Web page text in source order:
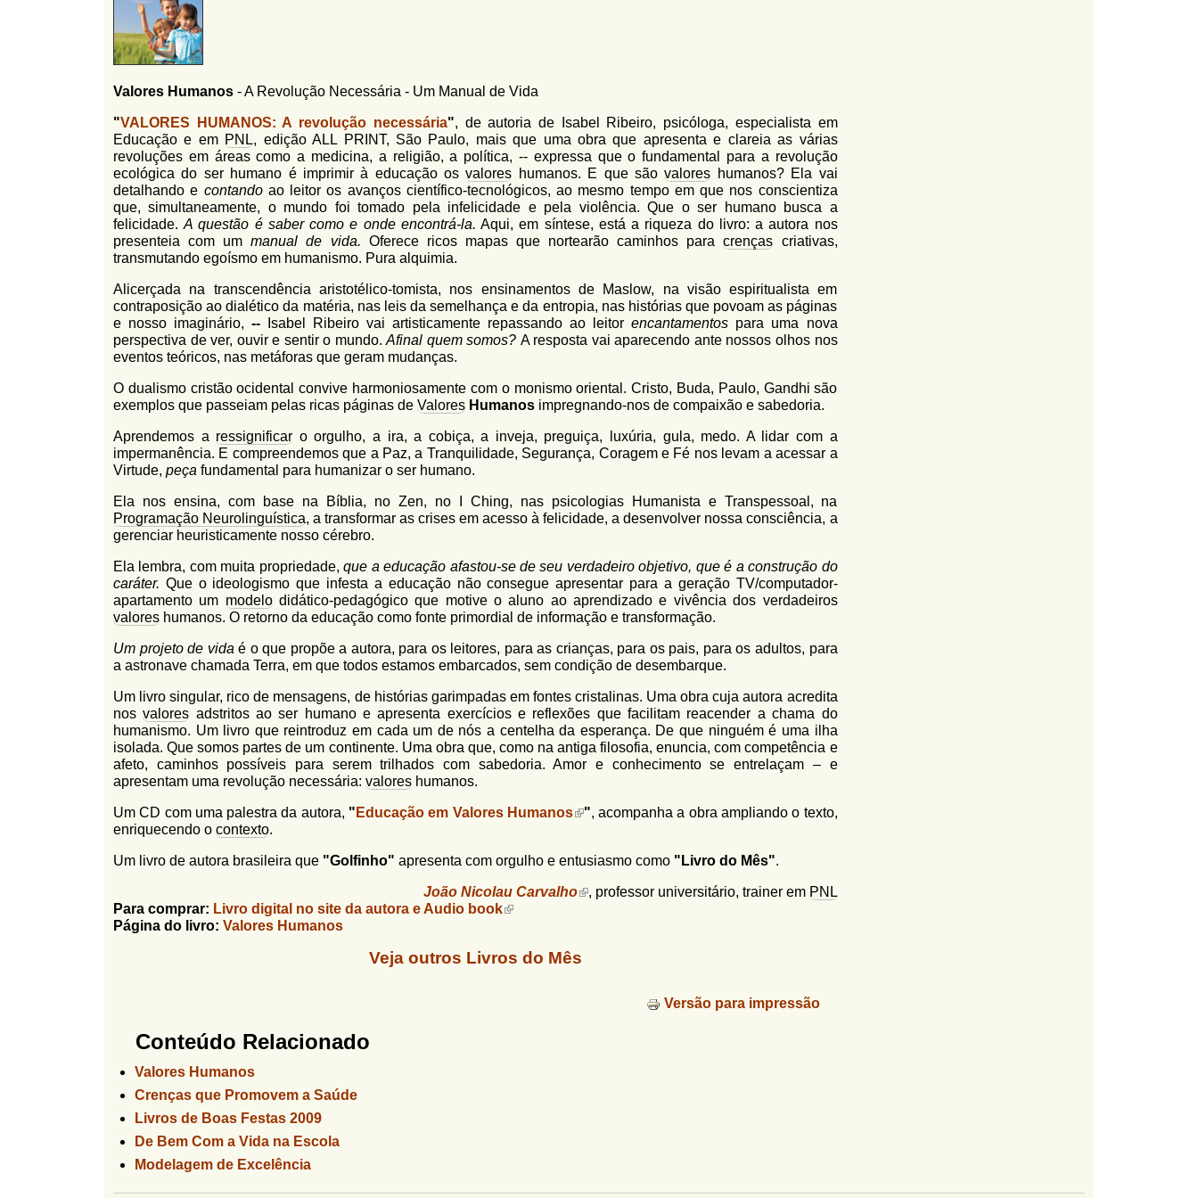
i
d
e
b
u
s
c
a
f
i
n
o
Valores Humanos - A Revolução Necessária - Um Manual de Vida
"VALORES HUMANOS: A revolução necessária", de autoria de Isabel Ribeiro, psicóloga, especialista em
Educação e em PNL, edição ALL PRINT, São Paulo, mais que uma obra que apresenta e clareia as várias
revoluções em áreas como a medicina, a religião, a política, -- expressa que o fundamental para a revolução
ecológica do ser humano é imprimir à educação osvalores humanos. E que sãovalores humanos? Ela vai
detalhando e contando ao leitor os avanços científico-tecnológicos, ao mesmo tempo em que nos conscientiza
que, simultaneamente, o mundo foi tomado pela infelicidade e pela violência. Que o ser humano busca a
felicidade.A questão é saber como e onde encontrá-la. Aqui, em síntese, está a riqueza do livro: a autora nos
presenteia com ummanual de vida. Oferece ricos mapas que nortearão caminhos paracrenças criativas,
transmutando egoísmo em humanismo. Pura alquimia.
Alicerçada na transcendência aristotélico-tomista, nos ensinamentos de Maslow, na visão espiritualista em
contraposição ao dialético da matéria, nas leis da semelhança e da entropia, nas histórias que povoam as páginas
e nosso imaginário,-- Isabel Ribeiro vai artisticamente repassando ao leitorencantamentos para uma nova
perspectiva de ver, ouvir e sentir o mundo.Afinal quem somos? A resposta vai aparecendo ante nossos olhos nos
eventos teóricos, nas metáforas que geram mudanças.
O dualismo cristão ocidental convive harmoniosamente com o monismo oriental. Cristo, Buda, Paulo, Gandhi são
exemplos que passeiam pelas ricas páginas de Valores Humanos impregnando-nos de compaixão e sabedoria.
Aprendemos a ressignificar o orgulho, a ira, a cobiça, a inveja, preguiça, luxúria, gula, medo. A lidar com a
impermanência. E compreendemos que a Paz, a Tranquilidade, Segurança, Coragem e Fé nos levam a acessar a
Virtude, peça fundamental para humanizar o ser humano.
Ela nos ensina, com base na Bíblia, no Zen, no I Ching, nas psicologias Humanista e Transpessoal, na
Programação Neurolinguística, a transformar as crises em acesso à felicidade, a desenvolver nossa consciência, a
gerenciar heuristicamente nosso cérebro.
Ela lembra, com muita propriedade,que a educação afastou-se de seu verdadeiro objetivo, que é a construção do
caráter. Que o ideologismo que infesta a educação não consegue apresentar para a geração TV/computador-
apartamento um modelodidático-pedagógico que motive o aluno ao aprendizado e vivência dos verdadeiros
valores humanos. O retorno da educação como fonte primordial de informação e transformação.
Um projeto de vidaé o que propõe a autora, para os leitores, para as crianças, para os pais, para os adultos, para
a astronave chamada Terra, em que todos estamos embarcados, sem condição de desembarque.
Um livro singular, rico de mensagens, de histórias garimpadas em fontes cristalinas. Uma obra cuja autora acredita
nosvalores adstritos ao ser humano e apresenta exercícios e reflexões que facilitam reacender a chama do
humanismo. Um livro que reintroduz em cada um de nós a centelha da esperança. De que ninguém é uma ilha
isolada. Que somos partes de um continente. Uma obra que, como na antiga filosofia, enuncia, com competência e
afeto, caminhos possíveis para serem trilhados com sabedoria. Amor e conhecimento se entrelaçam – e
apresentam uma revolução necessária: valores humanos.
Um CD com uma palestra da autora, " Educação em Valores Humanos ", acompanha a obra ampliando o texto,
enriquecendo o contexto.
Um livro de autora brasileira que "Golfinho" apresenta com orgulho e entusiasmo como "Livro do Mês".
João Nicolau Carvalho , professor universitário, trainer em PNL
Para comprar: Livro digital no site da autora e Audio book
Página do livro: Valores Humanos
Veja outros Livros do Mês
Versão para impressão
Conteúdo Relacionado
Valores Humanos
Crenças que Promovem a Saúde
Livros de Boas Festas 2009
De Bem Com a Vida na Escola
Modelagem de Excelência